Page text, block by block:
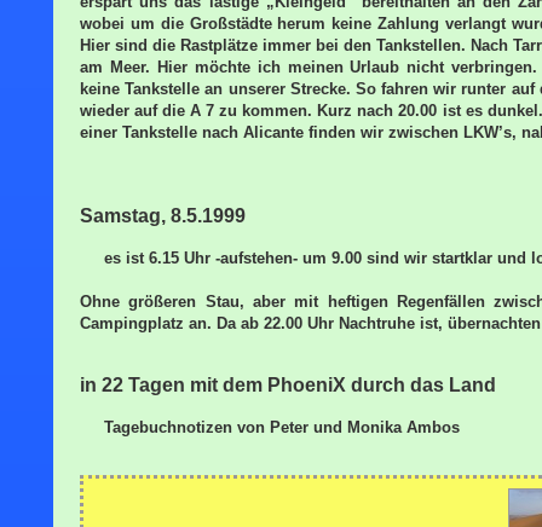
wobei um die Großstädte herum keine Zahlung verlangt
Hier sind die Rastplätze immer bei den Tankstellen. Nach
am Meer. Hier möchte ich meinen Urlaub nicht
keine Tankstelle an unserer Strecke. So fahren wir runter
wieder auf die A 7 zu kommen. Kurz nach 20.00 ist es
einer Tankstelle nach Alicante finden wir zwischen LKW’s,
Samstag, 8.5.1999
es ist 6.15 Uhr -aufstehen- um 9.00 sind wir startklar und
Ohne größeren Stau, aber mit heftigen Regenfällen
Campingplatz an. Da ab 22.00 Uhr Nachtruhe ist,
in 22 Tagen mit dem PhoeniX durch das Land
Tagebuchnotizen von Peter und Monika Ambos